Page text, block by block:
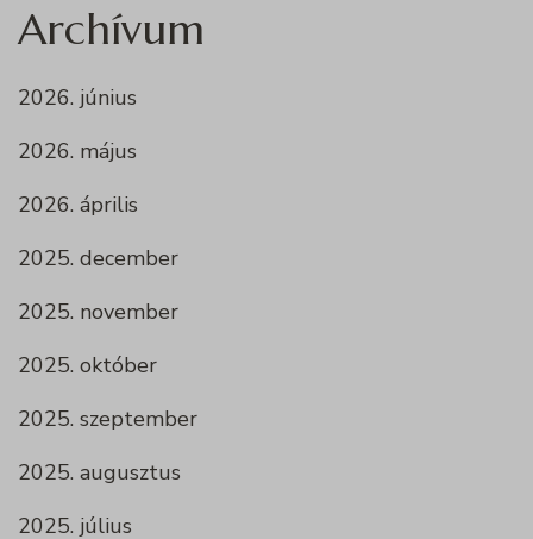
Archívum
2026. június
2026. május
2026. április
2025. december
2025. november
2025. október
2025. szeptember
2025. augusztus
2025. július